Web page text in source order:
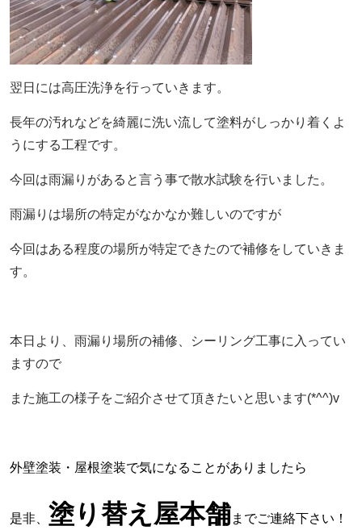
翌日には高圧洗浄を行っていきます。
長年の汚れなどを綺麗に洗い流して塗料がしっかり着くよ
うにする工程です。
今回は雨漏りがあると言う事で散水試験を行いました。
雨漏りは場所の特定がなかなか難しいのですが
今回はある程度の場所が特定できたので補修をしていきま
す。
本日より、雨漏り場所の補修、シーリング工事に入ってい
ますので
また施工の様子をご紹介させて頂きたいと思います(*^^)v
外壁塗装・屋根塗装で気になることがありましたら
是非、 塗り替え屋本舗までご連絡下さい！